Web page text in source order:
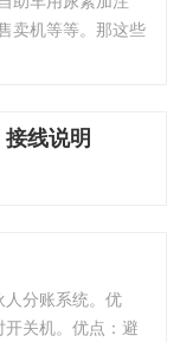
卖机等等。那这些
线说明
人分账系统。优
关机。优点：避